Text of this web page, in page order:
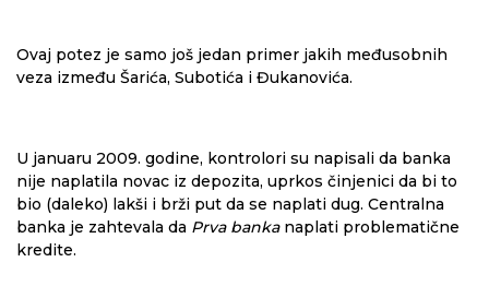
Ovaj potez je samo još jedan primer jakih međusobnih
veza između Šarića, Subotića i Đukanovića.
U januaru 2009. godine, kontrolori su napisali da banka
nije naplatila novac iz depozita, uprkos činjenici da bi to
bio (daleko) lakši i brži put da se naplati dug. Centralna
banka je zahtevala da Prva bankanaplati problematične
kredite.